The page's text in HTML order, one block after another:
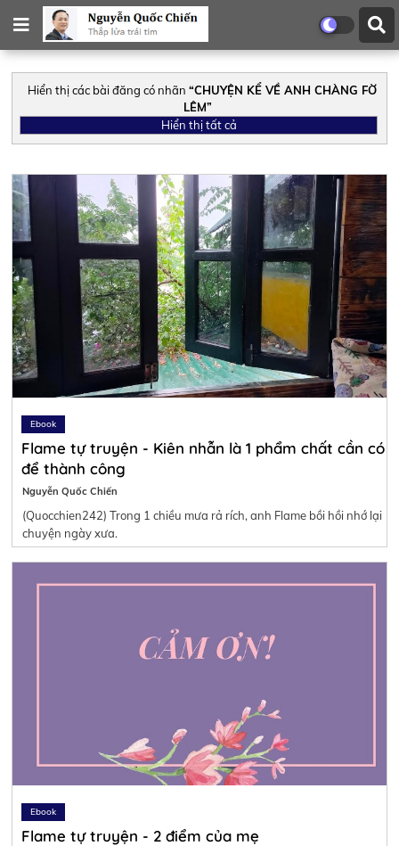
Hiển thị các bài đăng có nhãn
CHUYỆN KỂ VỀ ANH CHÀNG FỜ
LÊM
Hiển thị tất cả
Ebook
Flame tự truyện - Kiên nhẫn là 1 phẩm chất cần có
để thành công
Nguyễn Quốc Chiến
(Quocchien242) Trong 1 chiều mưa rả rích, anh Flame bồi hồi nhớ lại
chuyện ngày xưa.
Ebook
Flame tự truyện - 2 điểm của mẹ